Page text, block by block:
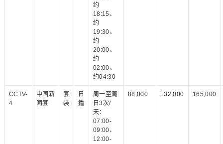
约
18:15、
约
19:30、
约
20:00、
约
02:00、
约04:30
CCTV-
4
中国新
闻套
套
装
日
播
周一至周
日3次/
天：
07:00-
09:00、
12:00-
88,000 132,000 165,000